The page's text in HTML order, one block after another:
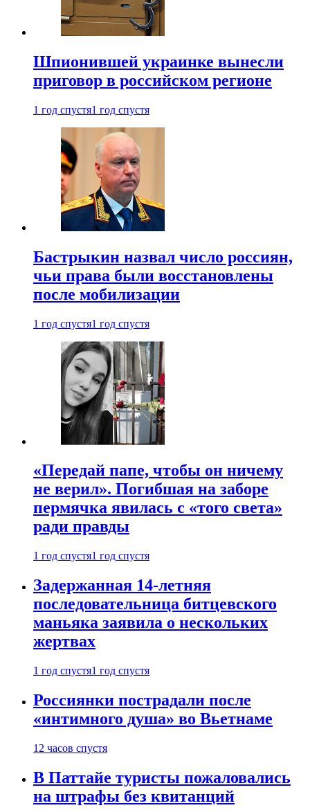
Шпионившей украинке вынесли
приговор в российском регионе
1 год спустя1 год спустя
Бастрыкин назвал число россиян,
чьи права были восстановлены
после мобилизации
1 год спустя1 год спустя
«Передай папе, чтобы он ничему
не верил». Погибшая на заборе
пермячка явилась с «того света»
ради правды
1 год спустя1 год спустя
Задержанная 14-летняя
последовательница битцевского
маньяка заявила о нескольких
жертвах
1 год спустя1 год спустя
Россиянки пострадали после
«интимного душа» во Вьетнаме
12 часов спустя
В Паттайе туристы пожаловались
на штрафы без квитанций